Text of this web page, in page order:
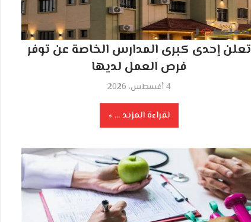
تعلن إحدى كبرى المدارس الخاصة عن توفر
فرص العمل لديها
4 أغسطس، 2026
لقراءة المزيد ...